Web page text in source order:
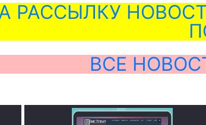
РАССЫЛКУ
ВСЕ